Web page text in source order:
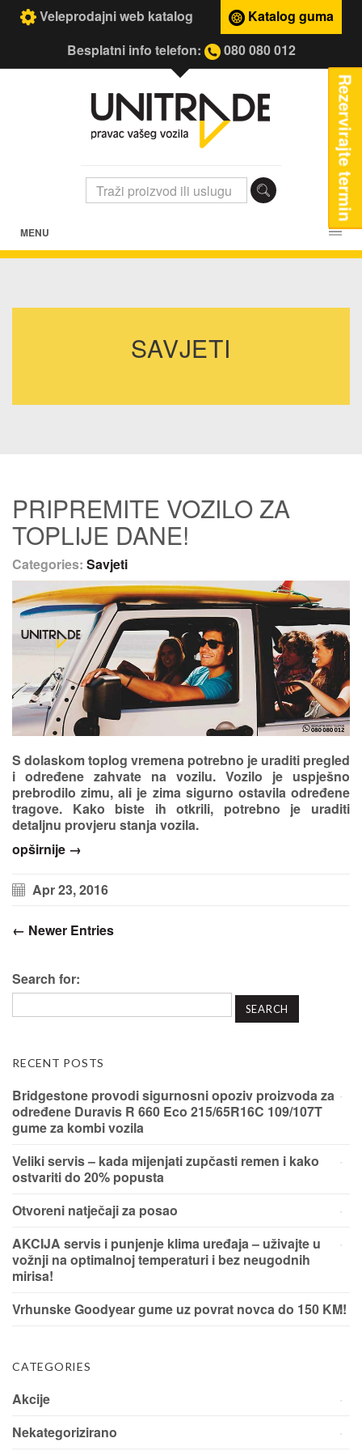
Veleprodajni web katalog
Katalog guma
Besplatni info telefon:
080 080 012
MENU
SAVJETI
PRIPREMITE VOZILO ZA
TOPLIJE DANE!
Categories: Savjeti
S dolaskom toplog vremena potrebno je uraditi pregled
i određene zahvate na vozilu. Vozilo je uspješno
prebrodilo zimu, ali je zima sigurno ostavila određene
tragove. Kako biste ih otkrili, potrebno je uraditi
detaljnu provjeru stanja vozila.
opširnije →
Apr 23, 2016
← Newer Entries
Search for:
RECENT POSTS
Bridgestone provodi sigurnosni opoziv proizvoda za
određene Duravis R 660 Eco 215/65R16C 109/107T
gume za kombi vozila
Veliki servis – kada mijenjati zupčasti remen i kako
ostvariti do 20% popusta
Otvoreni natječaji za posao
AKCIJA servis i punjenje klima uređaja – uživajte u
vožnji na optimalnoj temperaturi i bez neugodnih
mirisa!
Vrhunske Goodyear gume uz povrat novca do 150 KM!
CATEGORIES
Akcije
Nekategorizirano
Rezervirajte termin